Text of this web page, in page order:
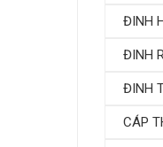
ĐINH
ĐINH
ĐINH
CÁP